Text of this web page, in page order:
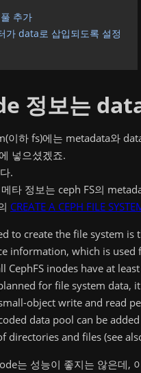
추가
가 data로 삽입되도록 설정
정보는
이하 fs)에는 metadata와
넣으셨겠죠.
.
타 정보는 ceph FS의
CREATE A CEPH FILE
to create the file system
information, which is
CephFS inodes have at
for file system data,
object write and read
data pool can be added
directories and files (see
는 성능이 좋지는 않은데